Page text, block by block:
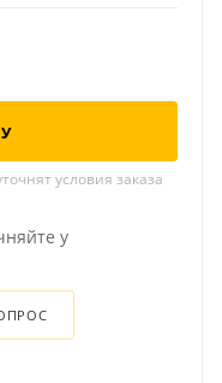
условия заказа
у